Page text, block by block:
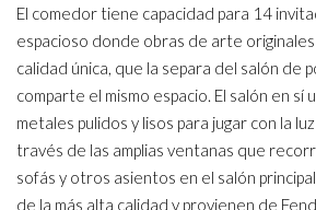
El comedor tiene capacidad para 14
espacioso donde obras de arte
calidad única, que la separa del salón de
comparte el mismo espacio. El salón en
metales pulidos y lisos para jugar con la
través de las amplias ventanas que
sofás y otros asientos en el salón
de la más alta calidad y provienen de